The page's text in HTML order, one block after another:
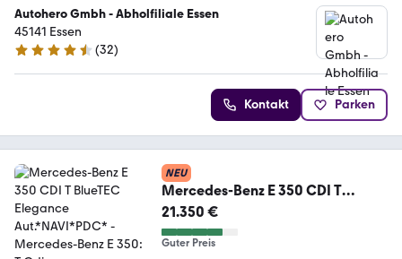
Autohero Gmbh - Abholfiliale Essen
45141 Essen
4.7 Sterne
(32)
Kontakt Parken
NEU
Mercedes-Benz E 350 CDI T
BlueTEC Elegance
Aut.*NAVI*PDC*
21.350 €
Guter Preis